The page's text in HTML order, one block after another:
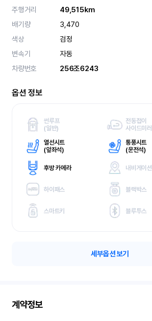
주행거리
49,515km
배기량
3,470
색상
검정
변속기
자동
차량번호
256조6243
옵션 정보
썬루프
(일반)
전동접이
사이드미러
열선시트
(앞좌석)
통풍시트
(운전석)
후방 카메라 내비게이션
하이패스 블랙박스
스마트키 블루투스
세부옵션 보기
계약정보